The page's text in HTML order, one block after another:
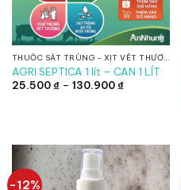
THUỐC SÁT TRÙNG - XỊT VẾT THƯƠNG
AGRI SEPTICA 1 lít – CAN 1 LÍT
25.500₫ – 130.900₫Khoảng
-12%